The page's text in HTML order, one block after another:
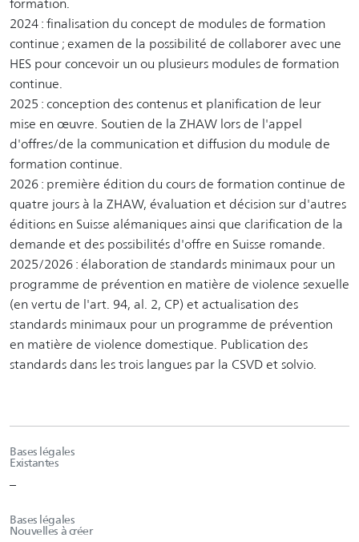
formation.
2024 : finalisation du concept de modules de formation
continue ; examen de la possibilité de collaborer avec une
HES pour concevoir un ou plusieurs modules de formation
continue.
2025 : conception des contenus et planification de leur
mise en œuvre. Soutien de la ZHAW lors de l'appel
d'offres/de la communication et diffusion du module de
formation continue.
2026 : première édition du cours de formation continue de
quatre jours à la ZHAW, évaluation et décision sur d'autres
éditions en Suisse alémaniques ainsi que clarification de la
demande et des possibilités d'offre en Suisse romande.
2025/2026 : élaboration de standards minimaux pour un
programme de prévention en matière de violence sexuelle
(en vertu de l'art. 94, al. 2, CP) et actualisation des
standards minimaux pour un programme de prévention
en matière de violence domestique. Publication des
standards dans les trois langues par la CSVD et solvio.
Bases légales
Existantes
–
Bases légales
Nouvelles à créer